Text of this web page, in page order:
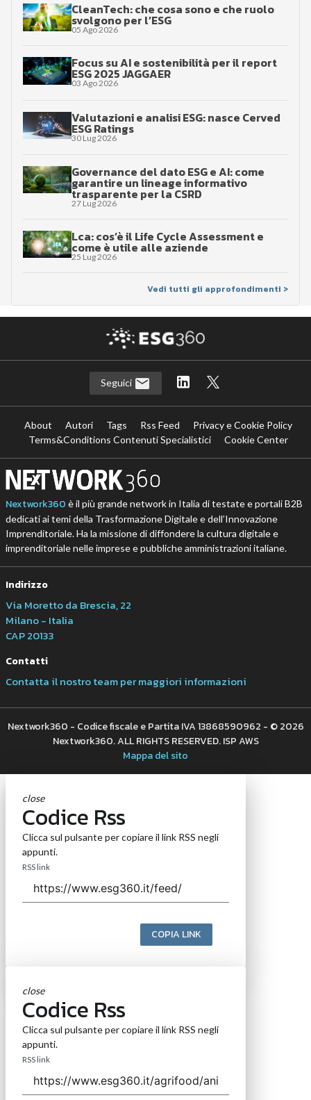
CleanTech: che cosa sono e che ruolo
svolgono per l’ESG
05 Ago 2026
Focus su AI e sostenibilità per il report
ESG 2025 JAGGAER
03 Ago 2026
Valutazioni e analisi ESG: nasce Cerved
ESG Ratings
30 Lug 2026
Governance del dato ESG e AI: come
garantire un lineage informativo
trasparente per la CSRD
27 Lug 2026
Lca: cos’è il Life Cycle Assessment e
come è utile alle aziende
25 Lug 2026
Vedi tutti gli approfondimenti >
Seguici
About Autori Tags Rss Feed
Privacy e Cookie Policy
Terms&Conditions Contenuti Specialistici
Cookie Center
Nextwork360 è il più grande network in Italia di testate e portali B2B
dedicati ai temi della Trasformazione Digitale e dell’Innovazione
Imprenditoriale. Ha la missione di diffondere la cultura digitale e
imprenditoriale nelle imprese e pubbliche amministrazioni italiane.
Indirizzo
Via Moretto da Brescia, 22
Milano - Italia
CAP 20133
Contatti
Contatta il nostro team per maggiori informazioni
Nextwork360 - Codice fiscale e Partita IVA 13868590962 - © 2026
Nextwork360. ALL RIGHTS RESERVED. ISP AWS
Mappa del sito
close
Codice Rss
Clicca sul pulsante per copiare il link RSS negli
appunti.
RSS link
COPIA LINK
close
Codice Rss
Clicca sul pulsante per copiare il link RSS negli
appunti.
RSS link